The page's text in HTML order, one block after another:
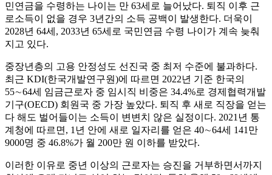
민연금을 수령하는 나이는 만 63세로 늘어났다. 퇴직 이후 근
로소득이 없을 경우 3년간의 소득 공백이 발생한다. 더욱이
2028년 64세, 2033년 65세로 국민연금 수령 나이가 계속 늦춰
지고 있다.
중장년층의 고용 안정성도 선진국 중 최저 수준에 불과하다.
최근 KDI(한국개발연구원)에 따르면 2022년 기준 한국의
55∼64세 임금근로자 중 임시직 비중은 34.4%로 경제협력개발
기구(OECD) 회원국 중 가장 높았다. 퇴직 후 새로 직장을 얻는
다 해도 벌어들이는 소득이 변변치 않은 실정이다. 2021년 통
계청에 따르면, 1년 안에 새로 일자리를 얻은 40∼64세 141만
9000명 중 46.8%가 월 200만 원 이하를 받았다.
이러한 이유로 중년 이상의 근로자는 승진을 거부하면서까지